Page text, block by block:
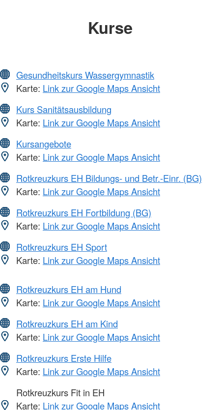
Kurse
Gesundheitskurs Wassergymnastik
Karte: Link zur Google Maps Ansicht
Kurs Sanitätsausbildung
Karte: Link zur Google Maps Ansicht
Kursangebote
Karte: Link zur Google Maps Ansicht
Rotkreuzkurs EH Bildungs- und Betr.-Einr. (BG)
Karte: Link zur Google Maps Ansicht
Rotkreuzkurs EH Fortbildung (BG)
Karte: Link zur Google Maps Ansicht
Rotkreuzkurs EH Sport
Karte: Link zur Google Maps Ansicht
Rotkreuzkurs EH am Hund
Karte: Link zur Google Maps Ansicht
Rotkreuzkurs EH am Kind
Karte: Link zur Google Maps Ansicht
Rotkreuzkurs Erste Hilfe
Karte: Link zur Google Maps Ansicht
Rotkreuzkurs Fit in EH
Karte: Link zur Google Maps Ansicht